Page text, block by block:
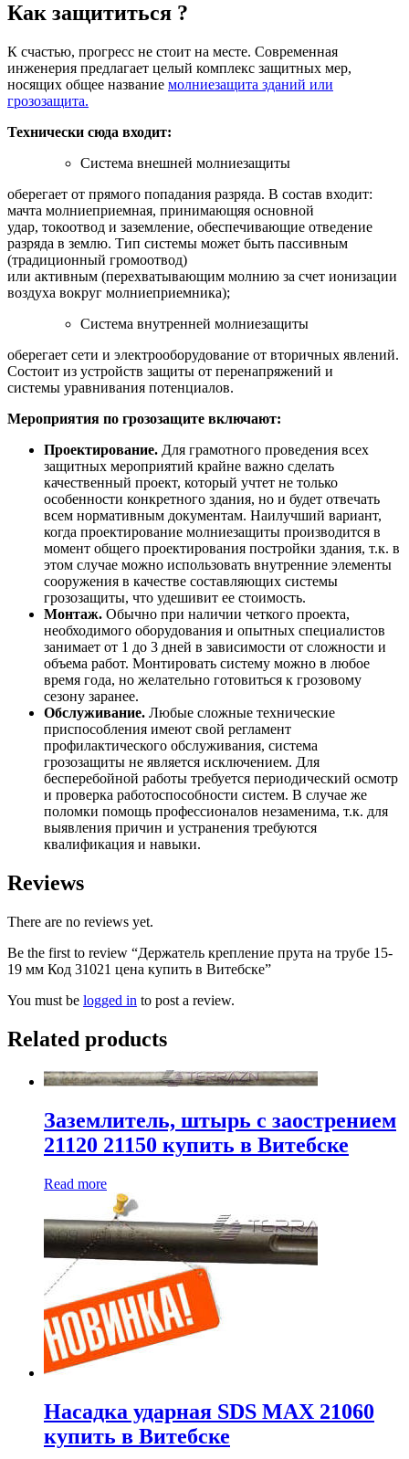
Как защититься ?
К счастью, прогресс не стоит на месте. Современная
инженерия предлагает целый комплекс защитных мер,
носящих общее название молниезащита зданий или
грозозащита.
Технически сюда входит:
Система внешней молниезащиты
оберегает от прямого попадания разряда. В состав входит:
мачта молниеприемная, принимающяя основной
удар, токоотвод и заземление, обеспечивающие отведение
разряда в землю. Тип системы может быть пассивным
(традиционный громоотвод)
или активным (перехватывающим молнию за счет ионизации
воздуха вокруг молниеприемника);
Система внутренней молниезащиты
оберегает сети и электрооборудование от вторичных явлений.
Состоит из устройств защиты от перенапряжений и
системы уравнивания потенциалов.
Мероприятия по грозозащите включают:
Проектирование. Для грамотного проведения всех
защитных мероприятий крайне важно сделать
качественный проект, который учтет не только
особенности конкретного здания, но и будет отвечать
всем нормативным документам. Наилучший вариант,
когда проектирование молниезащиты производится в
момент общего проектирования постройки здания, т.к. в
этом случае можно использовать внутренние элементы
сооружения в качестве составляющих системы
грозозащиты, что удешивит ее стоимость.
Монтаж. Обычно при наличии четкого проекта,
необходимого оборудования и опытных специалистов
занимает от 1 до 3 дней в зависимости от сложности и
объема работ. Монтировать систему можно в любое
время года, но желательно готовиться к грозовому
сезону заранее.
Обслуживание. Любые сложные технические
приспособления имеют свой регламент
профилактического обслуживания, система
грозозащиты не является исключением. Для
бесперебойной работы требуется периодический осмотр
и проверка работоспособности систем. В случае же
поломки помощь профессионалов незаменима, т.к. для
выявления причин и устранения требуются
квалификация и навыки.
Reviews
There are no reviews yet.
Be the first to review “Держатель крепление прута на трубе 15-
19 мм Код 31021 цена купить в Витебске”
You must be logged in to post a review.
Related products
Заземлитель, штырь с заострением
21120 21150 купить в Витебске
Read more
Насадка ударная SDS MAX 21060
купить в Витебске